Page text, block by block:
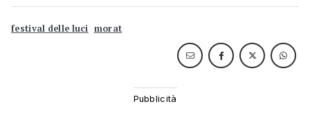
festival delle luci morat